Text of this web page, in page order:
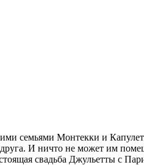
семьями Монтекки и
И ничто не может им
свадьба Джульетты с